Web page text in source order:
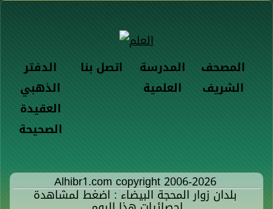
الدفتر
الذهبي
اتصل بنا
المدرسة
العلمية
المصحف
الشريف
العقيدة
الصحيحة
Alhibr1.com copyright 2006-2026
بلدان زوار المحجة البيضاء : اضغط لمشاهدة